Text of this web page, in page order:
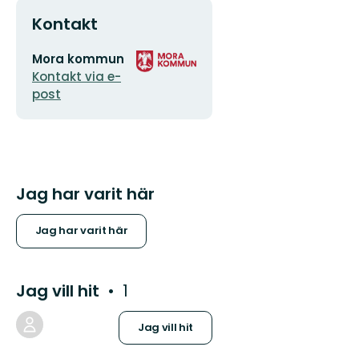
Kontakt
E-
postadress
Mora kommun
Kontakt via e-
post
Organisationens
logotyp
Jag har varit här
Jag har varit här
Jag vill hit 1
Jag vill hit